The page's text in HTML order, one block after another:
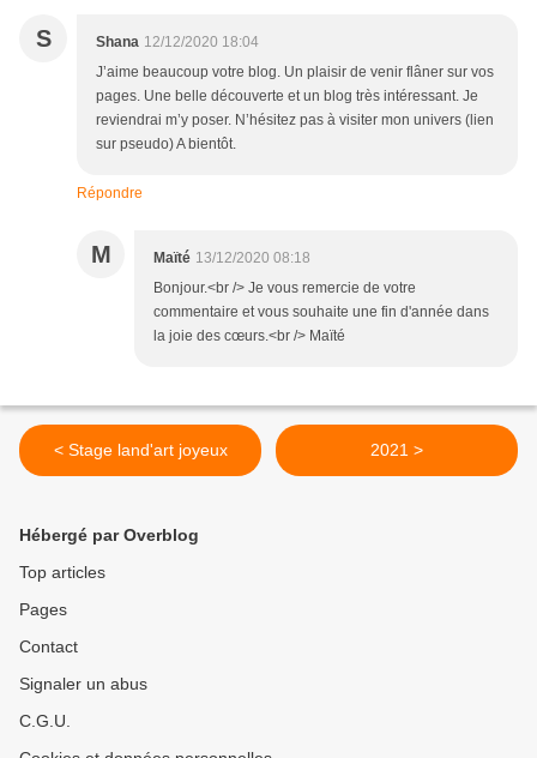
S Shana 12/12/2020 18:04
J’aime beaucoup votre blog. Un plaisir de venir flâner sur vos
pages. Une belle découverte et un blog très intéressant. Je
reviendrai m’y poser. N’hésitez pas à visiter mon univers (lien
sur pseudo) A bientôt.
Répondre
M Maïté 13/12/2020 08:18
Bonjour.<br /> Je vous remercie de votre
commentaire et vous souhaite une fin d'année dans
la joie des cœurs.<br /> Maïté
< Stage land'art joyeux 2021 >
Hébergé par Overblog
Top articles
Pages
Contact
Signaler un abus
C.G.U.